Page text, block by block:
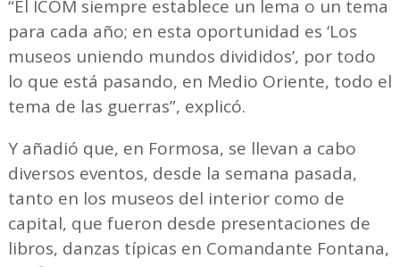
“El ICOM siempre establece un lema o un tema
para cada año; en esta oportunidad es ‘Los
museos uniendo mundos divididos’, por todo
lo que está pasando, en Medio Oriente, todo el
tema de las guerras”, explicó.
Y añadió que, en Formosa, se llevan a cabo
diversos eventos, desde la semana pasada,
tanto en los museos del interior como de
capital, que fueron desde presentaciones de
libros, danzas típicas en Comandante Fontana,